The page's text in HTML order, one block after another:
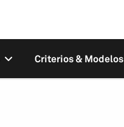
Criterios & Modelos